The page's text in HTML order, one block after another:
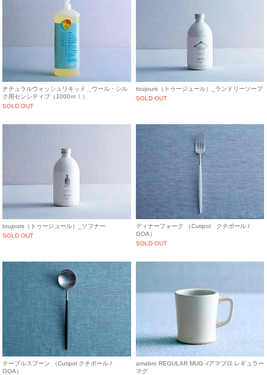
ナチュラルウォッシュリキッド＿ウール・シル
ク用センシティブ（1000ｍｌ）
SOLD OUT
toujours（トゥージュール）_ランドリーソープ
SOLD OUT
toujours（トゥージュール）_ソフナー
SOLD OUT
ディナーフォーク （Cutipol クチポール /
GOA）
SOLD OUT
テーブルスプーン （Cutipol クチポール /
GOA）
amabro REGULAR MUG -/アマブロ レギュラー
マグ